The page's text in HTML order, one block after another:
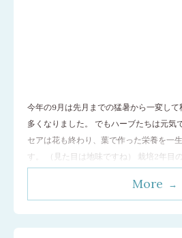
今年の9月は先月までの猛暑から一変し
多くなりました。 でもハーブたちは元気
セアは花も終わり、葉で作った栄養を一
す。 （見た目は地味ですね） 栽培2年目
な葉が再生してきました。 一年目のオウ
More